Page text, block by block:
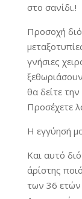
στο σανίδι.!
Προσοχή
γνήσιες
θα δείτε
Προσέχετε
Η εγγύησή
Και αυτό
άρίστης
των 36 ετών